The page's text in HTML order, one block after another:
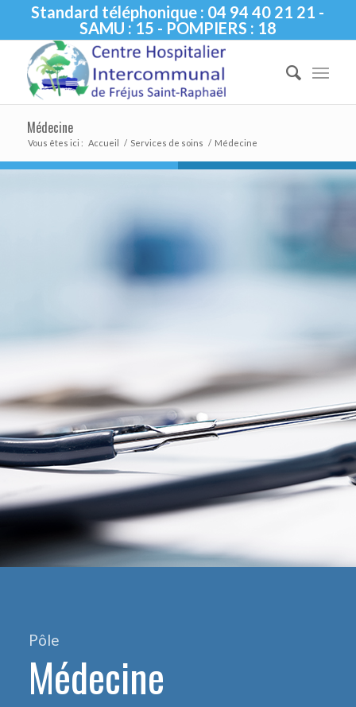
Standard téléphonique : 04 94 40 21 21 -
SAMU : 15 - POMPIERS : 18
Médecine
Vous êtes ici : Accueil / Services de soins / Médecine
Pôle
Médecine